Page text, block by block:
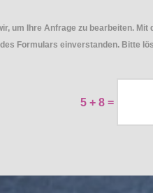
um Ihre Anfrage zu bearbeiten. Mit
Formulars einverstanden. Bitte
5 + 8=